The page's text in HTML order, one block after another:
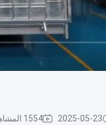
2025-05-23 1554 المشاهدات